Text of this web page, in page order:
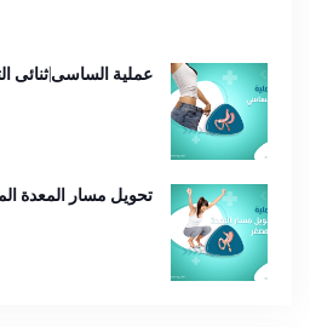
عملية الساسى|ثنائى
تحويل مسار المعدة